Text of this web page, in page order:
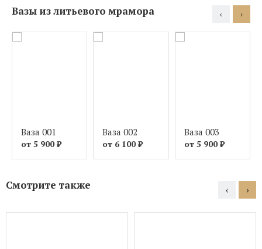
Вазы из литьевого мрамора
Ваза 001
от 5 900₽
Ваза 002
от 6 100₽
Ваза 003
от 5 900₽
‹ ›
Смотрите также ‹ ›